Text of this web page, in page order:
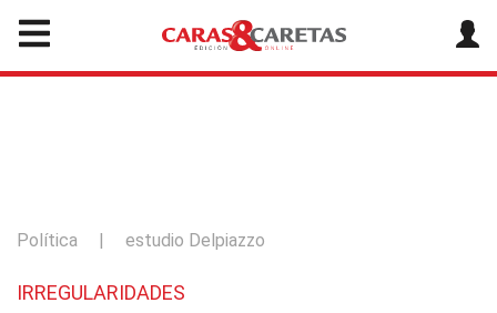
Política | estudio Delpiazzo
IRREGULARIDADES